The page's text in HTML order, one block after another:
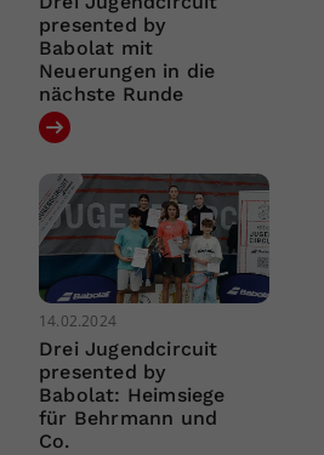
presented by
Babolat mit
Neuerungen in die
nächste Runde
14.02.2024
Drei Jugendcircuit
presented by
Babolat: Heimsiege
für Behrmann und
Co.